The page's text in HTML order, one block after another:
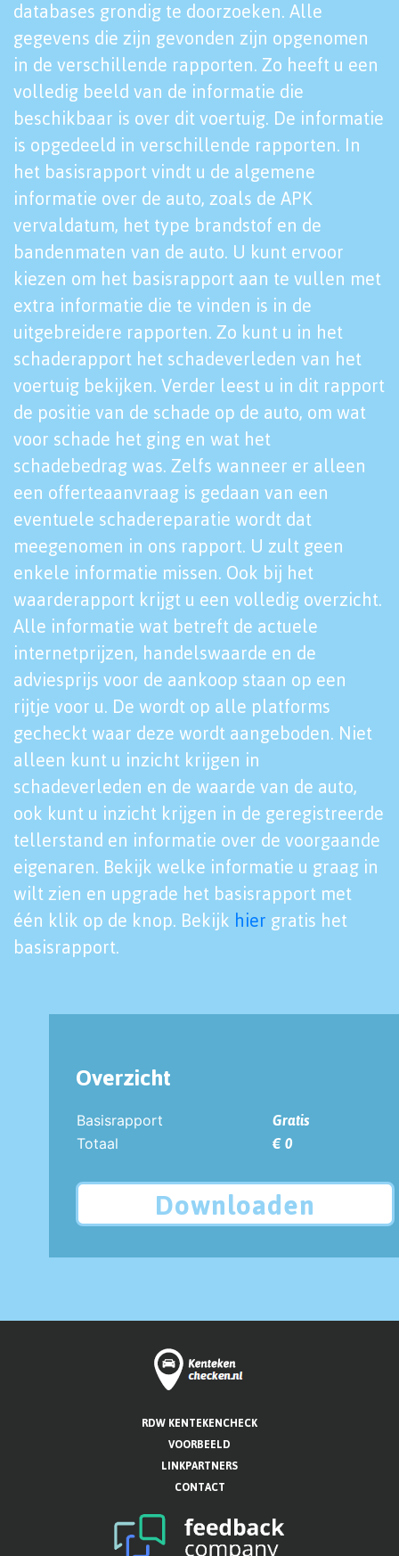
databases grondig te doorzoeken. Alle
gegevens die zijn gevonden zijn opgenomen
in de verschillende rapporten. Zo heeft u een
volledig beeld van de informatie die
beschikbaar is over dit voertuig. De informatie
is opgedeeld in verschillende rapporten. In
het basisrapport vindt u de algemene
informatie over de auto, zoals de APK
vervaldatum, het type brandstof en de
bandenmaten van de auto. U kunt ervoor
kiezen om het basisrapport aan te vullen met
extra informatie die te vinden is in de
uitgebreidere rapporten. Zo kunt u in het
schaderapport het schadeverleden van het
voertuig bekijken. Verder leest u in dit rapport
de positie van de schade op de auto, om wat
voor schade het ging en wat het
schadebedrag was. Zelfs wanneer er alleen
een offerteaanvraag is gedaan van een
eventuele schadereparatie wordt dat
meegenomen in ons rapport. U zult geen
enkele informatie missen. Ook bij het
waarderapport krijgt u een volledig overzicht.
Alle informatie wat betreft de actuele
internetprijzen, handelswaarde en de
adviesprijs voor de aankoop staan op een
rijtje voor u. De wordt op alle platforms
gecheckt waar deze wordt aangeboden. Niet
alleen kunt u inzicht krijgen in
schadeverleden en de waarde van de auto,
ook kunt u inzicht krijgen in de geregistreerde
tellerstand en informatie over de voorgaande
eigenaren. Bekijk welke informatie u graag in
wilt zien en upgrade het basisrapport met
één klik op de knop. Bekijk hier gratis het
basisrapport.
Overzicht
Basisrapport
Gratis
Totaal
€ 0
Downloaden
RDW KENTEKENCHECK
VOORBEELD
LINKPARTNERS
CONTACT